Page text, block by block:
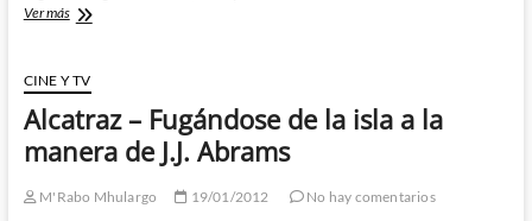
Ver másSolocomedia.com,
toques
los
cojones
CINE Y TV
Alcatraz – Fugándose de la isla a la
manera de J.J. Abrams
M'Rabo Mhulargo 19/01/2012
No hay comentarios